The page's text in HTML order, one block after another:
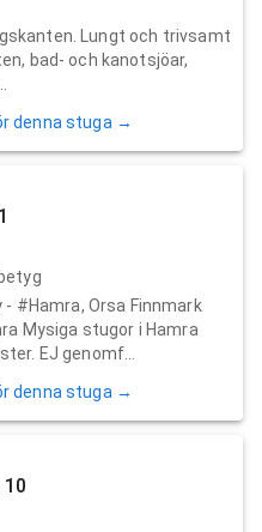
Lungt och trivsamt
bad- och kanotsjöar,
denna stuga →
- #Hamra, Orsa Finnmark
Mysiga stugor i Hamra
EJ genomf...
denna stuga →